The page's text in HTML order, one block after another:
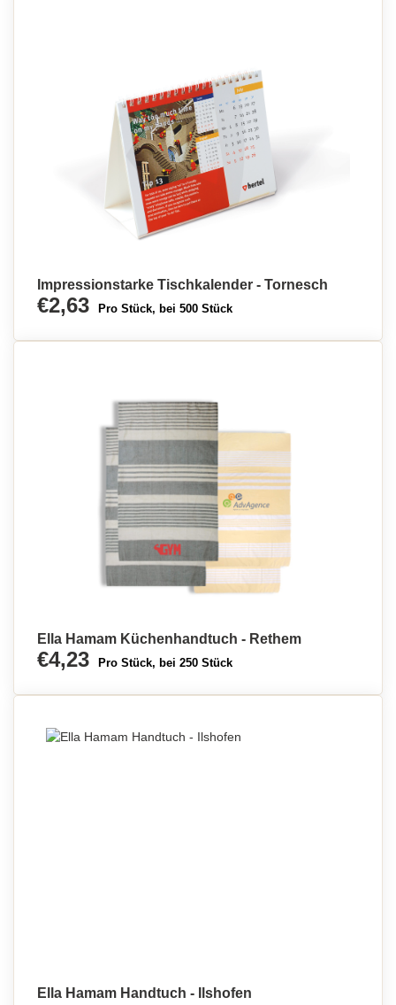
Impressionstarke Tischkalender - Tornesch
€2,63 Pro Stück, bei 500 Stück
Ella Hamam Küchenhandtuch - Rethem
€4,23 Pro Stück, bei 250 Stück
Ella Hamam Handtuch - Ilshofen